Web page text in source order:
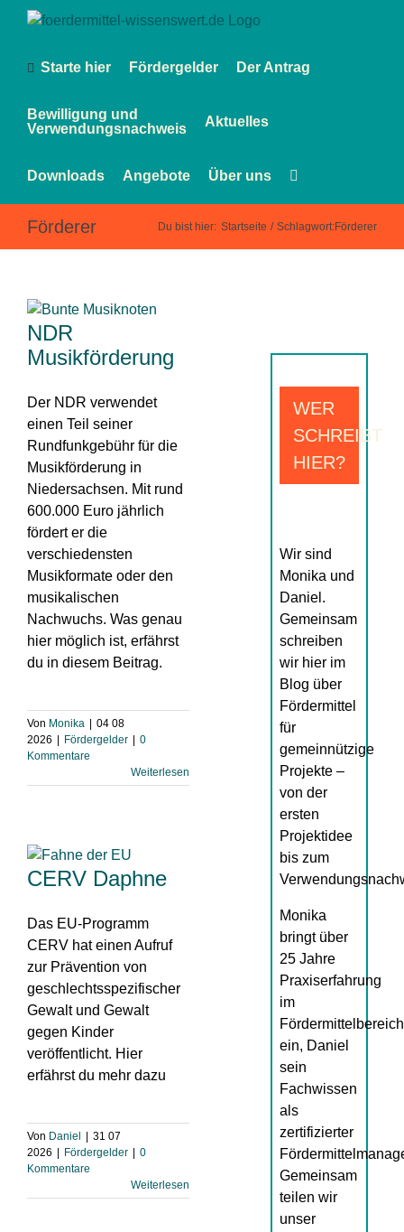
Zum
Starte hier
Fördergelder Der Antrag
Bewilligung und
Verwendungsnachweis
Aktuelles
Downloads Angebote Über uns
Förderer Du bist hier: Startseite Schlagwort:Förderer
NDR
Musikförderung
Der NDR verwendet
einen Teil seiner
Rundfunkgebühr für die
Musikförderung in
Niedersachsen. Mit rund
600.000 Euro jährlich
fördert er die
verschiedensten
Musikformate oder den
musikalischen
Nachwuchs. Was genau
hier möglich ist, erfährst
du in diesem Beitrag.
Von Monika
04 08
2026
Fördergelder
0
Kommentare
Weiterlesen
CERV Daphne
Das EU-Programm
CERV hat einen Aufruf
zur Prävention von
geschlechtsspezifischer
Gewalt und Gewalt
gegen Kinder
veröffentlicht. Hier
erfährst du mehr dazu
Von Daniel
31 07
2026
Fördergelder
0
Kommentare
Weiterlesen
WER
SCHREIBT
HIER?
Wir sind
Monika und
Daniel.
Gemeinsam
schreiben
wir hier im
Blog über
Fördermittel
für
gemeinnützige
Projekte –
von der
ersten
Projektidee
bis zum
Monika
bringt über
25 Jahre
Praxiserfahrung
im
Fördermittelbereich
ein, Daniel
sein
Fachwissen
als
zertifizierter
Gemeinsam
teilen wir
unser